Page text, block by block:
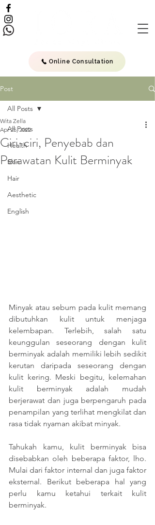
Online Consultation
Post
All Posts
Health
Skin
Hair
Aesthetic
English
All Posts
Ciri-ciri, Penyebab dan
Perawatan Kulit Berminyak
Wita Zella
Apr 25, 2022
Minyak atau sebum pada kulit memang
dibutuhkan kulit untuk menjaga
kelembapan. Terlebih, salah satu
keunggulan seseorang dengan kulit
berminyak adalah memiliki lebih sedikit
kerutan daripada seseorang dengan
kulit kering. Meski begitu, kelemahan
kulit berminyak adalah mudah
berjerawat dan juga berpengaruh pada
penampilan yang terlihat mengkilat dan
rasa tidak nyaman akibat minyak.
Tahukah kamu, kulit berminyak bisa
disebabkan oleh beberapa faktor, lho.
Mulai dari faktor internal dan juga faktor
eksternal. Berikut beberapa hal yang
perlu kamu ketahui terkait kulit
berminyak.